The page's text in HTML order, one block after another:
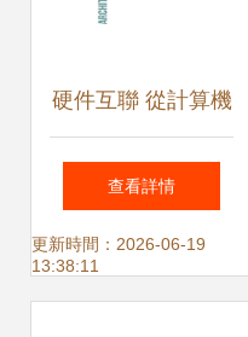
硬件互聯 從計算機
核心到監控設備的
現代實踐
查看詳情
更新時間：2026-06-19
13:38:11